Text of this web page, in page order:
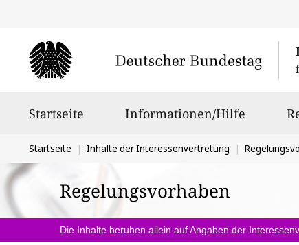
Startseite Informationen/Hilfe
Sie
befinden
sich
hier:
Startseite Inhalte der Interessenvertretung
Regelungsvorhaben
Die Inhalte beruhen allein auf Angaben der